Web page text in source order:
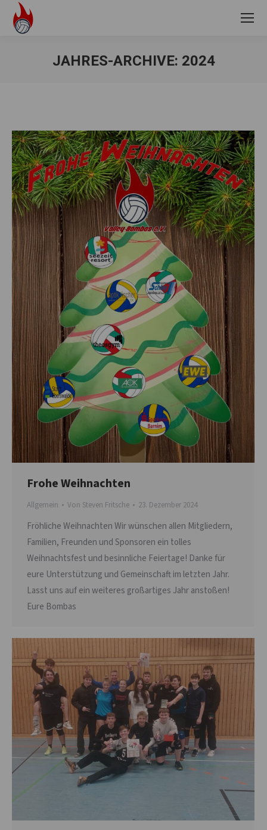
JAHRES-ARCHIVE: 2024
Frohe Weihnachten
Allgemein Von Steven Fritsche 23. Dezember 2024
Fröhliche Weihnachten Wir wünschen allen Mitgliedern,
Familien, Freunden und Sponsoren ein tolles
Weihnachtsfest und besinnliche Feiertage! Danke für
eure Unterstützung und Gemeinschaft im letzten Jahr.
Lasst uns auf ein weiteres großartiges Jahr anstoßen!
Eure Bombas